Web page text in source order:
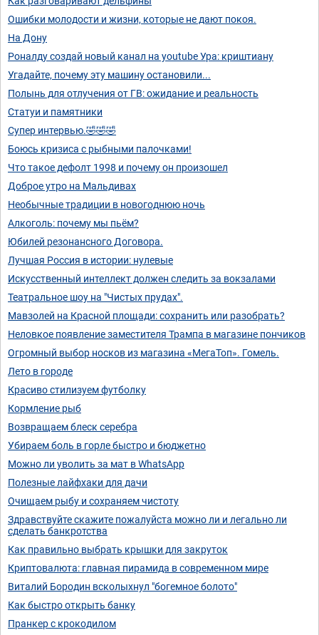
Ошибки молодости и жизни, которые не дают покоя.
На Дону
Роналду создай новый канал на youtube Ура: криштиану
Угадайте, почему эту машину остановили...
Полынь для отлучения от ГВ: ожидание и реальность
Статуи и памятники
Супер интервью.🤣🤣🤣
Боюсь кризиса с рыбными палочками!
Что такое дефолт 1998 и почему он произошел
Доброе утро на Мальдивах
Необычные традиции в новогоднюю ночь
Алкоголь: почему мы пьём?
Юбилей резонансного Договора.
Лучшая Россия в истории: нулевые
Искусственный интеллект должен следить за вокзалами
Театральное шоу на "Чистых прудах".
Мавзолей на Красной площади: сохранить или разобрать?
Неловкое появление заместителя Трампа в магазине пончиков
Огромный выбор носков из магазина «МегаТоп». Гомель.
Лето в городе
Красиво стилизуем футболку
Кормление рыб
Возвращаем блеск серебра
Убираем боль в горле быстро и бюджетно
Можно ли уволить за мат в WhatsApp
Полезные лайфхаки для дачи
Очищаем рыбу и сохраняем чистоту
Здравствуйте скажите пожалуйста можно ли и легально ли
сделать банкротства
Как правильно выбрать крышки для закруток
Криптовалюта: главная пирамида в современном мире
Виталий Бородин всколыхнул "богемное болото"
Как быстро открыть банку
Пранкер с крокодилом